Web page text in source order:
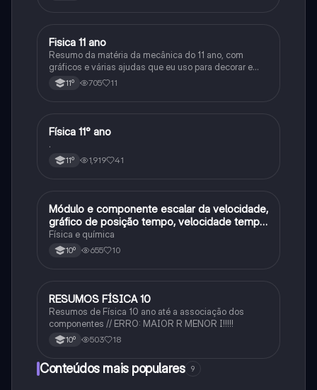
Física
Fisica 11 ano
Resumo da matéria da mecânica do 11 ano, com
gráficos e várias ajudas que eu uso para decorar e
aprender a matéria
11º 705 11
Física
Física 11° ano
.
11º 1,919 41
Física
Módulo e componente escalar da velocidade,
gráfico de posição tempo, velocidade tempo
e acelaracao
Física e química
10º 655 10
Física
RESUMOS FÍSICA 10
Resumos de Física 10 ano até a associação dos
componentes // ERRO: MAIOR R MENOR I!!!!!
10º 503 18
Conteúdos mais populares 9